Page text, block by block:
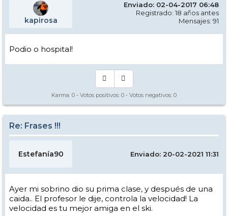
kapirosa
Enviado: 02-04-2017 06:48
Registrado: 18 años antes
Mensajes: 91
Podio o hospital!
Karma: 0 - Votos positivos: 0 - Votos negativos: 0
Re: Frases !!!
Estefanía90 Enviado: 20-02-2021 11:31
Ayer mi sobrino dio su prima clase, y después de una
caida.. El profesor le dije, controla la velocidad! La
velocidad es tu mejor amiga en el ski.